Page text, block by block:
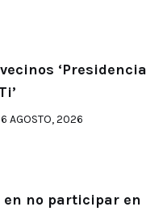
‘Presidencia
6 AGOSTO, 2026
en no participar en